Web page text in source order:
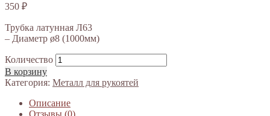
350 ₽
Трубка латунная Л63
– Диаметр ø8 (1000мм)
Количество
В корзину
Категория: Металл для рукоятей
Описание
Отзывы (0)